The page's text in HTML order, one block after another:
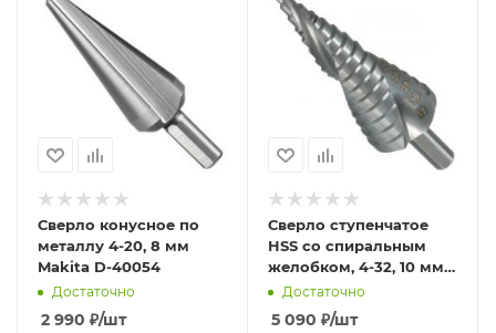
Сверло конусное по
металлу 4-20, 8 мм
Makita D-40054
Достаточно
2 990 ₽/шт
Сверло ступенчатое
HSS со спиральным
желобком, 4-32, 10 мм
Makita D-40163
Достаточно
5 090 ₽/шт